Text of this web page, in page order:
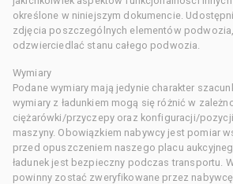
określone w niniejszym dokumencie.
zdjęcia poszczególnych elementów
odzwierciedlać stanu całego podwozia.
Wymiary
Podane wymiary mają jedynie charakter
wymiary z ładunkiem mogą się różnić w
ciężarówki/przyczepy oraz konfiguracji/pozycji
maszyny. Obowiązkiem nabywcy jest pomiar
przed opuszczeniem naszego placu
ładunek jest bezpieczny podczas transportu.
powinny zostać zweryfikowane przez